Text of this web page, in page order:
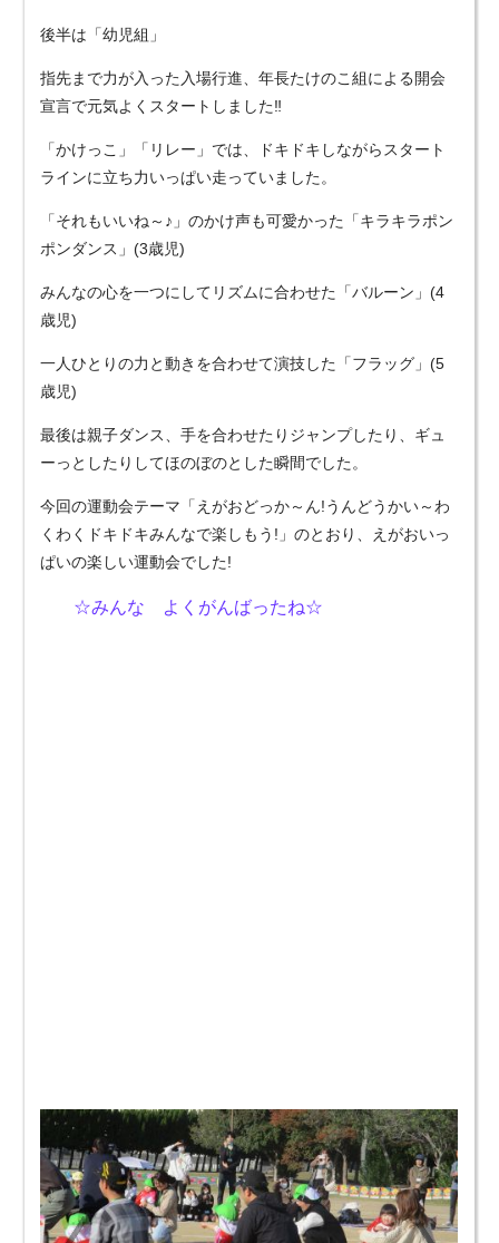
後半は「幼児組」
指先まで力が入った入場行進、年長たけのこ組による開会
宣言で元気よくスタートしました‼
「かけっこ」「リレー」では、ドキドキしながらスタート
ラインに立ち力いっぱい走っていました。
「それもいいね～♪」のかけ声も可愛かった「キラキラポン
ポンダンス」(3歳児)
みんなの心を一つにしてリズムに合わせた「バルーン」(4
歳児)
一人ひとりの力と動きを合わせて演技した「フラッグ」(5
歳児)
最後は親子ダンス、手を合わせたりジャンプしたり、ギュ
ーっとしたりしてほのぼのとした瞬間でした。
今回の運動会テーマ「えがおどっか～ん!うんどうかい～わ
くわくドキドキみんなで楽しもう!」のとおり、えがおいっ
ぱいの楽しい運動会でした!
☆みんな よくがんばったね☆